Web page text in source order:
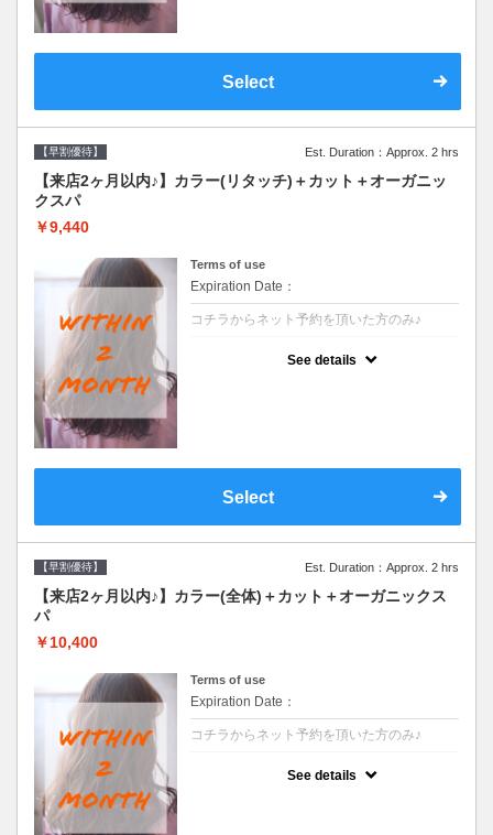
Select
【早割優待】 Est. Duration：Approx. 2 hrs
【来店2ヶ月以内♪】カラー(リタッチ)＋カット＋オーガニッ
クスパ
￥9,440
Terms of use
Expiration Date：
コチラからネット予約を頂いた方のみ♪
See details
Select
【早割優待】 Est. Duration：Approx. 2 hrs
【来店2ヶ月以内♪】カラー(全体)＋カット＋オーガニックス
パ
￥10,400
Terms of use
Expiration Date：
コチラからネット予約を頂いた方のみ♪
See details